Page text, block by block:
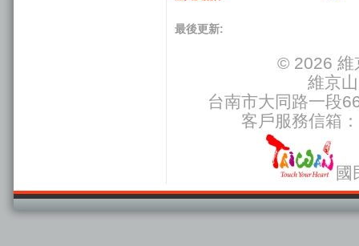
最後更新:
© 2026 維
維京
台南市大同路一段
客戶服務信箱：
國